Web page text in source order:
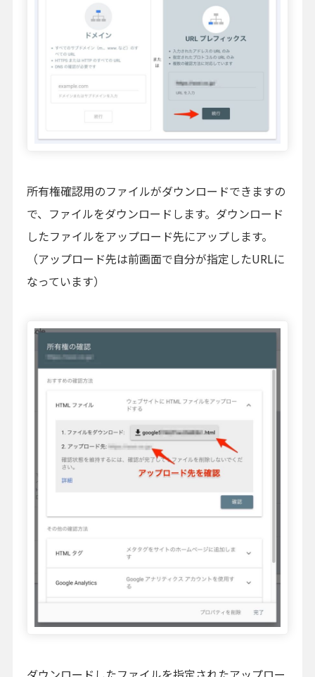
所有権確認用のファイルがダウンロードできますの
で、ファイルをダウンロードします。ダウンロード
したファイルをアップロード先にアップします。
（アップロード先は前画面で自分が指定したURLに
なっています）